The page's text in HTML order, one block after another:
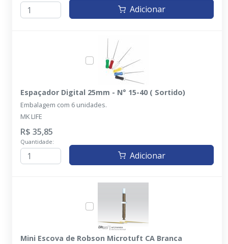
Adicionar
Espaçador Digital 25mm - N° 15-40 ( Sortido)
Embalagem com 6 unidades.
MK LIFE
R$ 35,85
Quantidade:
Adicionar
Mini Escova de Robson Microtuft CA Branca